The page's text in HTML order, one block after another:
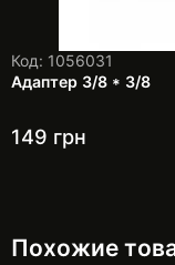
Код: 1056031
Адаптер 3/8 * 3/8
149 грн
Похожие